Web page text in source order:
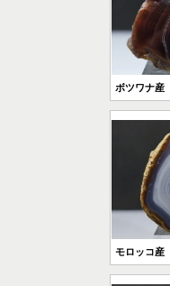
ボツワナ産
モロッコ産